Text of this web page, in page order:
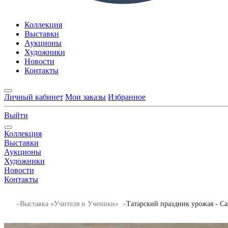
Коллекция
Выставки
Аукционы
Художники
Новости
Контакты
Личный кабинет Мои заказы Избранное
Выйти
Коллекция
Выставки
Аукционы
Художники
Новости
Контакты
Выставка «Учителя и Ученики» Татарский праздник урожая -